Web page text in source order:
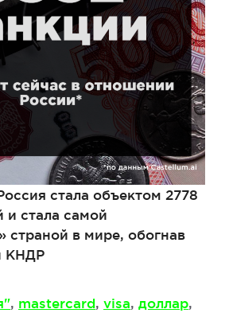
стала объектом 2778
и стала самой
страной в мире, обогнав
КНДР
, mastercard, visa, доллар,